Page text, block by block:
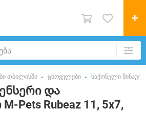
თბილისში ცხოველები საქონელი
და
Pets Rubeaz 11, 5x7,